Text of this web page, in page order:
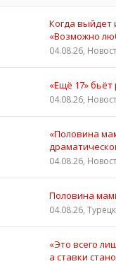
Когда выйдет
«Возможно
04.08.26,
«Ещё 17»
04.08.26,
«Половина
04.08.26,
Половина
04.08.26,
«Это всего
а ставки